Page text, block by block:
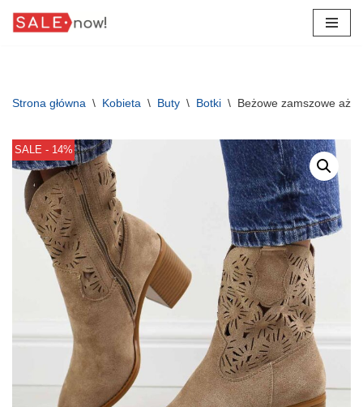
Strona główna \ Kobieta \ Buty \ Botki \ Beżowe zamszowe
SALE - 14%